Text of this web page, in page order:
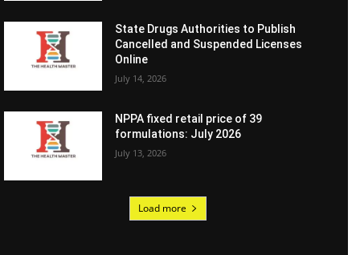
State Drugs Authorities to Publish
Cancelled and Suspended Licenses
Online
July 14, 2026
NPPA fixed retail price of 39
formulations: July 2026
July 13, 2026
Load more